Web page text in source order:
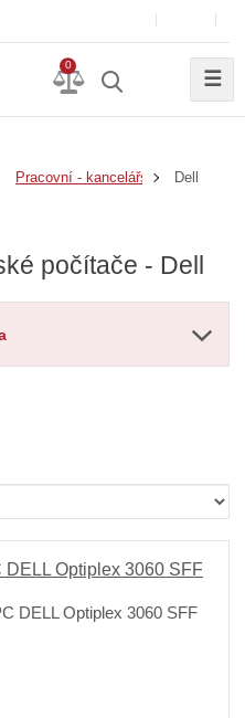
0
☰
Pracovní - kancelářské Dell
počítače - Dell
DELL Optiplex 3060 SFF